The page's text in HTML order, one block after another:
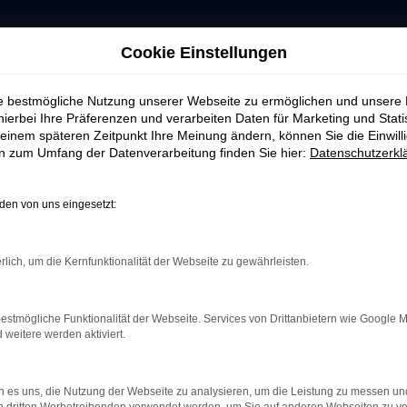
online
Alternative zum klassischen Neuwagen – und
Tageszulassungen, die sofort verfügbar sind und
ermöglichen es uns, Sie kompetent bei der Wahl
bewegt und technisch wie optisch im
Sonderaktionen, exklusiven Preisvorteilen und
machen. Ihren Gebrauchtwagen nehmen wir
der Zulassung bis zur Vermittlung einer
Cookie Einstellungen
bestmögliche Nutzung unserer Webseite zu ermöglichen und unsere
Ihre Präferenzen und verarbeiten Daten für Marketing und
späteren Zeitpunkt Ihre Meinung ändern, können Sie die
zum Umfang der Datenverarbeitung finden Sie hier:
von uns eingesetzt:
um die Kernfunktionalität der Webseite zu gewährleisten.
Funktionalität der Webseite. Services von Drittanbietern wie Google
weitere werden aktiviert.
es uns, die Nutzung der Webseite zu analysieren, um die Leistung zu messen